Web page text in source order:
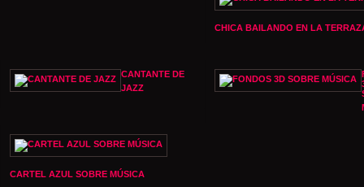
CHICA BAILANDO EN LA
CANTANTE DE
JAZZ
CARTEL AZUL SOBRE MÚSICA